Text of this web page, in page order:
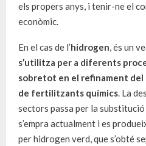
els propers anys, i tenir-ne el
econòmic.
En el cas de l’hidrogen, és un
s’utilitza per a diferents
sobretot en el refinament
de fertilitzants químics. La
sectors passa per la
s’empra actualment i es
per hidrogen verd, que s’obté